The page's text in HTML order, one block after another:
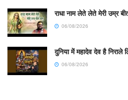
राधा नाम लेते लेते मेरी उम्र
06/08/2026
दुनिया में महादेव देव है निराले
06/08/2026